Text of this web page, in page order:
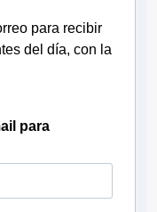
para recibir
del día, con la
para